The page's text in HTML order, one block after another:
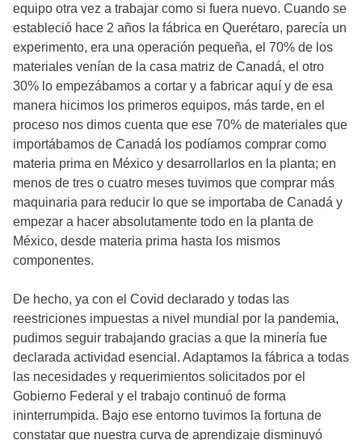
equipo otra vez a trabajar como si fuera nuevo. Cuando se
estableció hace 2 años la fábrica en Querétaro, parecía un
experimento, era una operación pequeña, el 70% de los
materiales venían de la casa matriz de Canadá, el otro
30% lo empezábamos a cortar y a fabricar aquí y de esa
manera hicimos los primeros equipos, más tarde, en el
proceso nos dimos cuenta que ese 70% de materiales que
importábamos de Canadá los podíamos comprar como
materia prima en México y desarrollarlos en la planta; en
menos de tres o cuatro meses tuvimos que comprar más
maquinaria para reducir lo que se importaba de Canadá y
empezar a hacer absolutamente todo en la planta de
México, desde materia prima hasta los mismos
componentes.
De hecho, ya con el Covid declarado y todas las
reestriciones impuestas a nivel mundial por la pandemia,
pudimos seguir trabajando gracias a que la minería fue
declarada actividad esencial. Adaptamos la fábrica a todas
las necesidades y requerimientos solicitados por el
Gobierno Federal y el trabajo continuó de forma
ininterrumpida. Bajo ese entorno tuvimos la fortuna de
constatar que nuestra curva de aprendizaje disminuyó